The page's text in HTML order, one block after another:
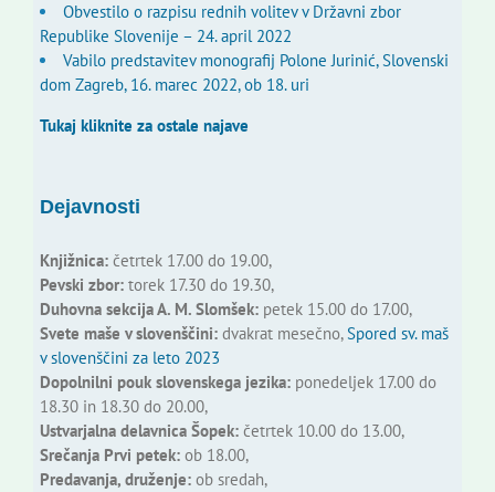
Obvestilo o razpisu rednih volitev v Državni zbor
Republike Slovenije – 24. april 2022
Vabilo predstavitev monografij Polone Jurinić, Slovenski
dom Zagreb, 16. marec 2022, ob 18. uri
Tukaj kliknite za ostale najave
Dejavnosti
Knjižnica:četrtek 17.00 do 19.00,
Pevski zbor:torek 17.30 do 19.30,
Duhovna sekcija A. M. Slomšek:petek 15.00 do 17.00,
Svete maše v slovenščini:dvakrat mesečno,Spored sv. maš
v slovenščini za leto 2023
Dopolnilni pouk slovenskega jezika:ponedeljek 17.00 do
18.30 in 18.30 do 20.00,
Ustvarjalna delavnica Šopek:četrtek 10.00 do 13.00,
Srečanja Prvi petek:ob 18.00,
Predavanja, druženje:ob sredah,